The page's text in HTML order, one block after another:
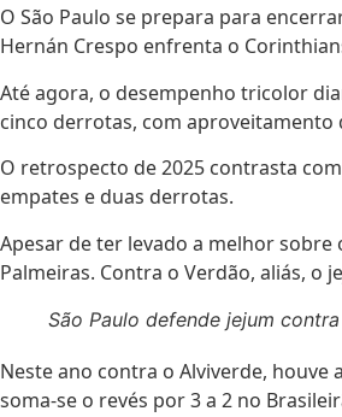
O São Paulo se prepara para
Hernán Crespo enfrenta o
Até agora, o desempenho tricolor
cinco derrotas, com aproveitamento
O retrospecto de 2025 contrasta
empates e duas derrotas.
Apesar de ter levado a melhor
Palmeiras. Contra o Verdão, aliás, o
São Paulo defende jejum
Neste ano contra o Alviverde,
soma-se o revés por 3 a 2 no